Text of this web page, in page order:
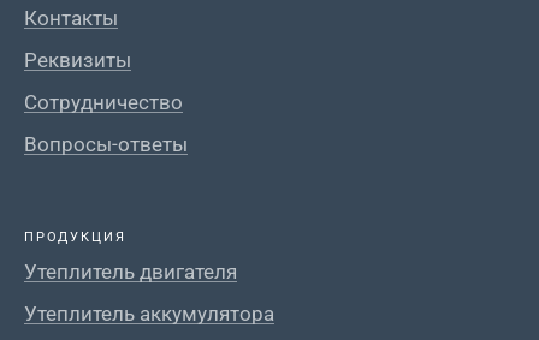
Контакты
Реквизиты
Сотрудничество
Вопросы-ответы
ПРОДУКЦИЯ
Утеплитель двигателя
Утеплитель аккумулятора